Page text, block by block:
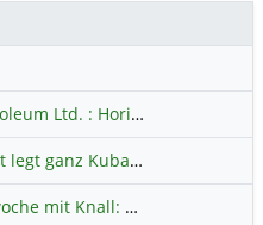
IRW-News: Horizon Petroleum Ltd. : Horizon Petroleum beginnt mit der Testförderung im Projekt Lachowice in Polen und schließt die Platzierung einer überzeichneten Wandelanleihe ab
Erneuter Strom-Blackout legt ganz Kuba lahm
Gold beendet Handelswoche mit Knall: Barrick Mining – Ist diese Aktie wieder ein Kauf?